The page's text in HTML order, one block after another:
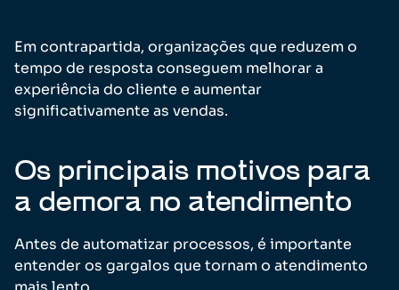
Em contrapartida, organizações que reduzem o
tempo de resposta conseguem melhorar a
experiência do cliente e aumentar
significativamente as vendas.
Os principais motivos para
a demora no atendimento
Antes de automatizar processos, é importante
entender os gargalos que tornam o atendimento